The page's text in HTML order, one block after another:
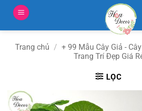
nội
dung
Trang chủ / + 99 Mẫu Cây Giả -
Trang Trí Đẹp Giá
LỌC